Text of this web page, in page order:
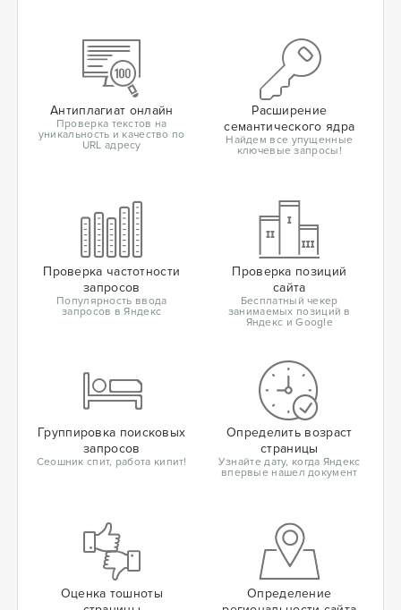
Антиплагиат онлайн
Проверка текстов на
уникальность и качество по
URL адресу
Расширение
семантического ядра
Найдем все упущенные
ключевые запросы!
Проверка частотности
запросов
Популярность ввода
запросов в Яндекс
Проверка позиций
сайта
Бесплатный чекер
занимаемых позиций в
Яндекс и Google
Группировка поисковых
запросов
Сеошник спит, работа кипит!
Определить возраст
страницы
Узнайте дату, когда Яндекс
впервые нашел документ
Оценка тошноты
Определение